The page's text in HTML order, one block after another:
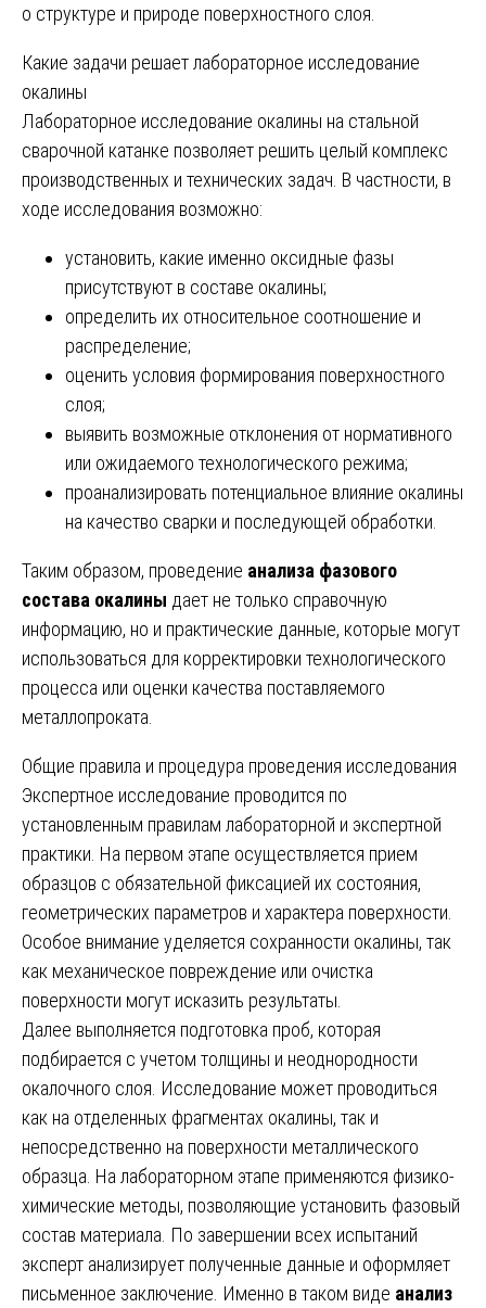
о структуре и природе поверхностного слоя.
Какие задачи решает лабораторное исследование
окалины
Лабораторное исследование окалины на стальной
сварочной катанке позволяет решить целый комплекс
производственных и технических задач. В частности, в
ходе исследования возможно:
установить, какие именно оксидные фазы
присутствуют в составе окалины;
определить их относительное соотношение и
распределение;
оценить условия формирования поверхностного
слоя;
выявить возможные отклонения от нормативного
или ожидаемого технологического режима;
проанализировать потенциальное влияние окалины
на качество сварки и последующей обработки.
Таким образом, проведение анализа фазового
состава окалины дает не только справочную
информацию, но и практические данные, которые могут
использоваться для корректировки технологического
процесса или оценки качества поставляемого
металлопроката.
Общие правила и процедура проведения исследования
Экспертное исследование проводится по
установленным правилам лабораторной и экспертной
практики. На первом этапе осуществляется прием
образцов с обязательной фиксацией их состояния,
геометрических параметров и характера поверхности.
Особое внимание уделяется сохранности окалины, так
как механическое повреждение или очистка
поверхности могут исказить результаты.
Далее выполняется подготовка проб, которая
подбирается с учетом толщины и неоднородности
окалочного слоя. Исследование может проводиться
как на отделенных фрагментах окалины, так и
непосредственно на поверхности металлического
образца. На лабораторном этапе применяются физико-
химические методы, позволяющие установить фазовый
состав материала. По завершении всех испытаний
эксперт анализирует полученные данные и оформляет
письменное заключение. Именно в таком виде анализ